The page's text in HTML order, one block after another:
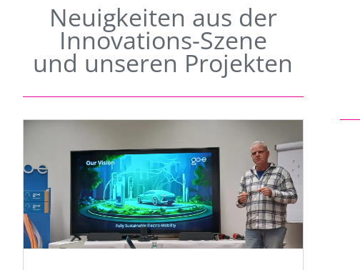
Neuigkeiten aus der
Innovations-Szene
und unseren Projekten